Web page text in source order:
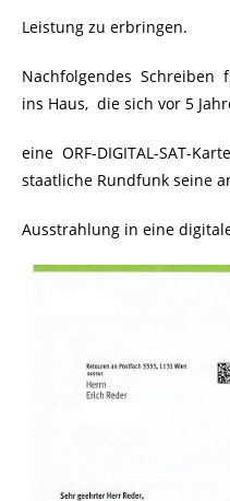
Leistung zu erbringen.
Nachfolgendes Schreiben
ins Haus, die sich vor 5
eine ORF-DIGITAL-SAT-
staatliche Rundfunk seine
Ausstrahlung in eine